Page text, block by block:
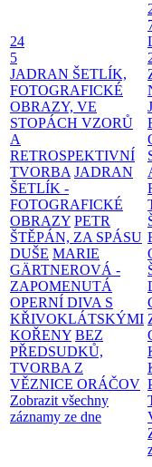
24
5
JADRAN ŠETLÍK,
FOTOGRAFICKÉ
OBRAZY, VE
STOPÁCH VZORŮ
A
RETROSPEKTIVNÍ
TVORBA JADRAN
ŠETLÍK -
FOTOGRAFICKÉ
OBRAZY PETR
ŠTĚPÁN, ZA SPÁSU
DUŠE MARIE
GÄRTNEROVÁ -
ZAPOMENUTÁ
OPERNÍ DIVA S
KŘIVOKLÁTSKÝMI
KOŘENY BEZ
PŘEDSUDKŮ,
TVORBA Z
VĚZNICE ORÁČOV
Zobrazit všechny
záznamy ze dne